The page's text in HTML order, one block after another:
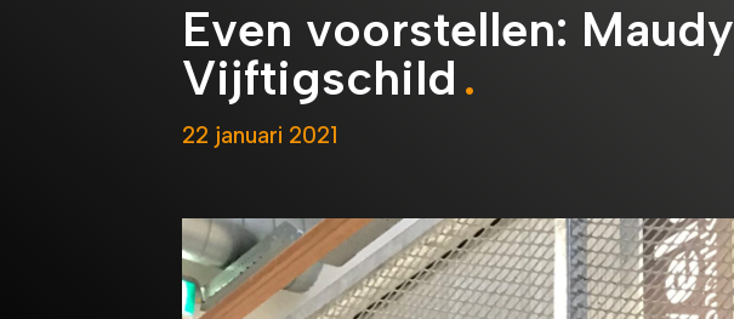
Even voorstellen: Maudy
Vijftigschild
22 januari 2021